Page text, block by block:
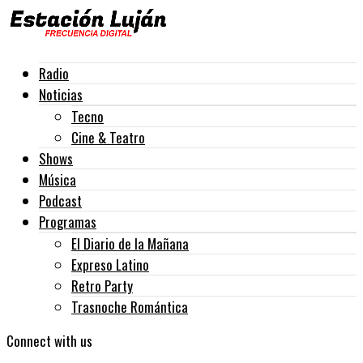
Radio
Noticias
Tecno
Cine & Teatro
Shows
Música
Podcast
Programas
El Diario de la Mañana
Expreso Latino
Retro Party
Trasnoche Romántica
Connect with us